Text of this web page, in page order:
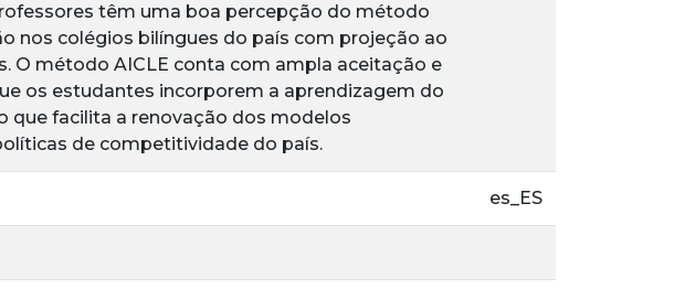
têm uma boa percepção do método
nos colégios bilíngues do país com projeção ao
O método AICLE conta com ampla aceitação e
os estudantes incorporem a aprendizagem do
que facilita a renovação dos modelos
de competitividade do país.
es_ES